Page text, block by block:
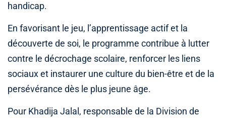
handicap.
En favorisant le jeu, l’apprentissage actif et la
découverte de soi, le programme contribue à lutter
contre le décrochage scolaire, renforcer les liens
sociaux et instaurer une culture du bien-être et de la
persévérance dès le plus jeune âge.
Pour Khadija Jalal, responsable de la Division de